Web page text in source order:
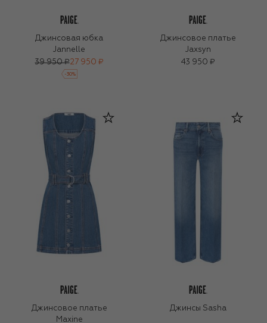
Джинсовая юбка
Jannelle
39 950 ₽27 950 ₽
-30%
Джинсовое платье
Jaxsyn
43 950 ₽
Джинсовое платье
Maxine
Джинсы Sasha